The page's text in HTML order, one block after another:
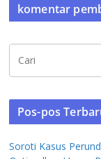
komentar
Pos-pos
Soroti Kasus